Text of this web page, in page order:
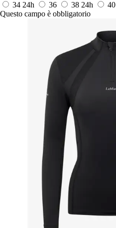
34 24h 36 38 24h 40
Questo campo è obbligatorio